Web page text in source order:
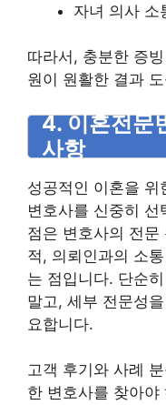
자녀 의사 소
따라서, 충분한 증
원이 원활한 결과
4. 이혼전문
사항
성공적인 이혼을 위
변호사를 신중히
점은 변호사의 전문
적, 의뢰인과의 소
는 점입니다. 단순
말고, 세부 전문성
요합니다.
고객 후기와 사례
한 변호사를 찾아야